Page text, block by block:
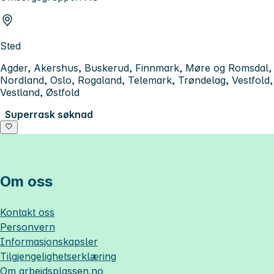
Sted
Agder, Akershus, Buskerud, Finnmark, Møre og Romsdal,
Nordland, Oslo, Rogaland, Telemark, Trøndelag, Vestfold,
Vestland, Østfold
Superrask søknad
Om oss
Kontakt oss
Personvern
Informasjonskapsler
Tilgjengelighetserklæring
Om arbeidsplassen.no